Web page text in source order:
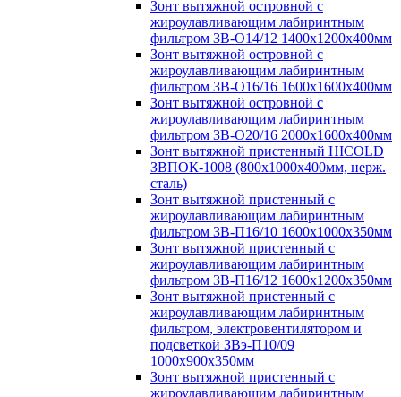
Зонт вытяжной островной с
жироулавливающим лабиринтным
фильтром ЗВ-О14/12 1400х1200х400мм
Зонт вытяжной островной с
жироулавливающим лабиринтным
фильтром ЗВ-О16/16 1600х1600х400мм
Зонт вытяжной островной с
жироулавливающим лабиринтным
фильтром ЗВ-О20/16 2000х1600х400мм
Зонт вытяжной пристенный HICOLD
ЗВПОК-1008 (800х1000х400мм, нерж.
сталь)
Зонт вытяжной пристенный с
жироулавливающим лабиринтным
фильтром ЗВ-П16/10 1600х1000х350мм
Зонт вытяжной пристенный с
жироулавливающим лабиринтным
фильтром ЗВ-П16/12 1600х1200х350мм
Зонт вытяжной пристенный с
жироулавливающим лабиринтным
фильтром, электровентилятором и
подсветкой ЗВэ-П10/09
1000х900х350мм
Зонт вытяжной пристенный с
жироулавливающим лабиринтным